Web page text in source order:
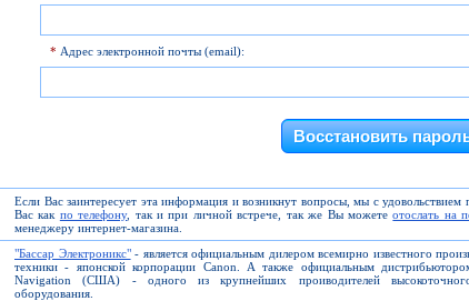
* Адрес электронной почты (email):
Если Вас заинтересует эта информация и возникнут вопросы, мы с удовольствием
Вас как по телефону, так и при личной встрече, так же Вы можетеотослать на
менеджеру интернет-магазина.
"Бассар Электроникс"- является официальным дилером всемирно известного
техники - японской корпорации Canon. А также официальным
Navigation (США) - одного из крупнейших проиводителей высокоточного
оборудования.